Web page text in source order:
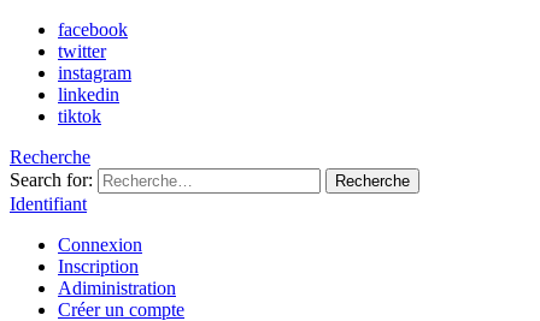
facebook
twitter
instagram
linkedin
tiktok
Recherche
Search for:
Recherche
Identifiant
Connexion
Inscription
Adiministration
Créer un compte